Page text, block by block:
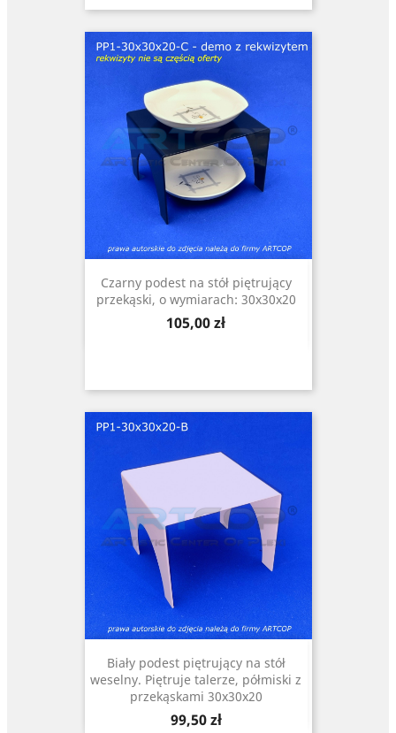
Czarny podest na stół piętrujący
przekąski, o wymiarach: 30x30x20
Cena
105,00 zł
Biały podest piętrujący na stół
weselny. Piętruje talerze, półmiski z
przekąskami 30x30x20
Cena
99,50 zł